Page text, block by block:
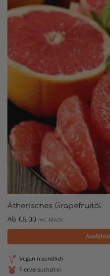
Ätherisches Grapefruitöl
Ab €6.00 inc. MwSt
Vegan freundlich
Tierversuchsfrei